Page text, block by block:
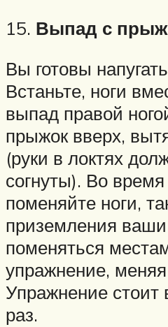
15. Выпад с
Вы готовы
Встаньте, ноги
выпад правой
прыжок вверх,
(руки в локтях
согнуты). Во
поменяйте ноги,
приземления
поменяться
упражнение, меняя
Упражнение стоит
раз.